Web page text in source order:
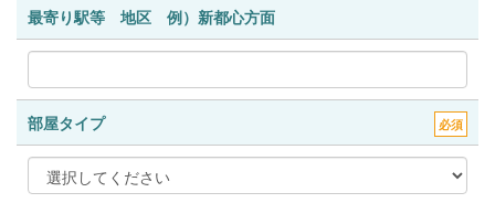
最寄り駅等 地区 例）新都心方面
部屋タイプ 必須